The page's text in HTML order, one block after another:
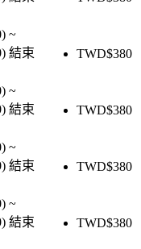
~
結束
TWD$380
~
結束
TWD$380
~
結束
TWD$380
~
結束
TWD$380